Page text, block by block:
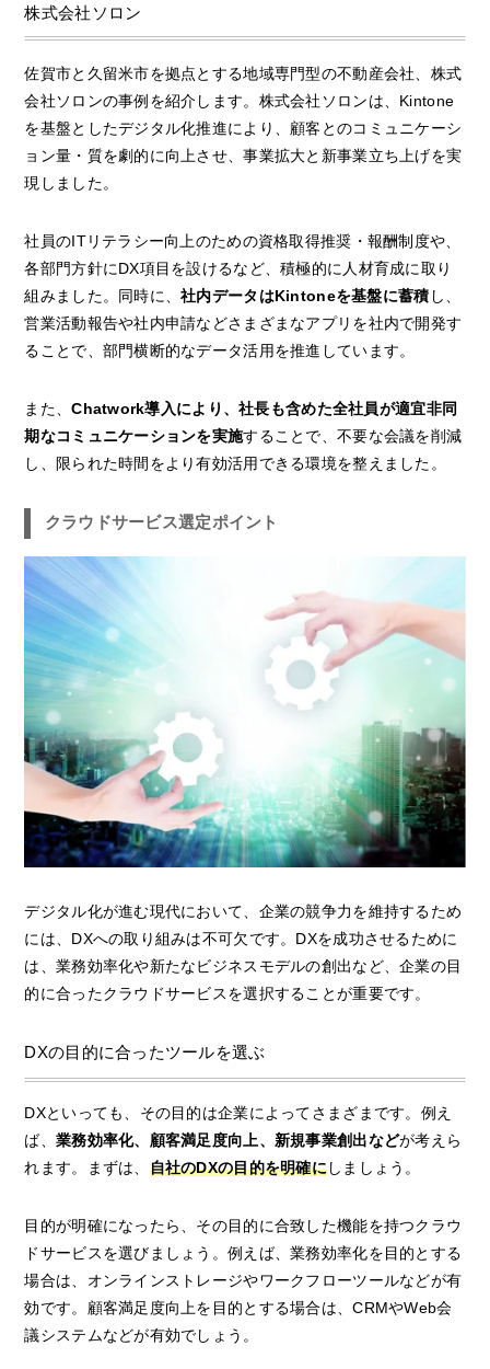
株式会社ソロン
佐賀市と久留米市を拠点とする地域専門型の不動産会社、株式
会社ソロンの事例を紹介します。株式会社ソロンは、Kintone
を基盤としたデジタル化推進により、顧客とのコミュニケーシ
ョン量・質を劇的に向上させ、事業拡大と新事業立ち上げを実
現しました。
社員のITリテラシー向上のための資格取得推奨・報酬制度や、
各部門方針にDX項目を設けるなど、積極的に人材育成に取り
組みました。同時に、社内データはKintoneを基盤に蓄積 し、
営業活動報告や社内申請などさまざまなアプリを社内で開発す
ることで、部門横断的なデータ活用を推進しています。
また、Chatwork導入により、社長も含めた全社員が適宜非同
期なコミュニケーションを実施することで、不要な会議を削減
し、限られた時間をより有効活用できる環境を整えました。
クラウドサービス選定ポイント
デジタル化が進む現代において、企業の競争力を維持するため
には、DXへの取り組みは不可欠です。DXを成功させるために
は、業務効率化や新たなビジネスモデルの創出など、企業の目
的に合ったクラウドサービスを選択することが重要です。
DXの目的に合ったツールを選ぶ
DXといっても、その目的は企業によってさまざまです。例え
ば、 業務効率化、顧客満足度向上、新規事業創出などが考えら
れます。まずは、 自社のDXの目的を明確にしましょう。
目的が明確になったら、その目的に合致した機能を持つクラウ
ドサービスを選びましょう。例えば、業務効率化を目的とする
場合は、オンラインストレージやワークフローツールなどが有
効です。顧客満足度向上を目的とする場合は、CRMやWeb会
議システムなどが有効でしょう。